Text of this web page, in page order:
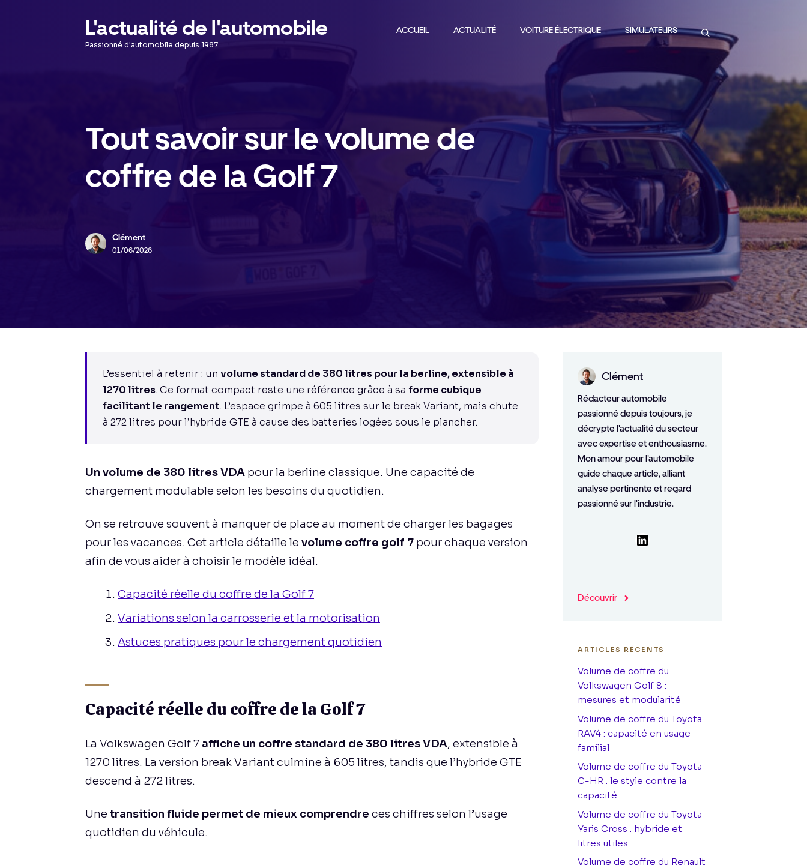
L'actualité de l'automobile
Passionné d'automobile depuis 1987
ACCUEIL ACTUALITÉ VOITURE ÉLECTRIQUE SIMULATEURS
Tout savoir sur le volume de
coffre de la Golf 7
Clément
01/06/2026
L’essentiel à retenir : unvolume standard de 380 litres pour la berline, extensible à
1270 litres. Ce format compact reste une référence grâce à sa forme cubique
facilitant le rangement. L’espace grimpe à 605 litres sur le break Variant, mais chute
à 272 litres pour l’hybride GTE à cause des batteries logées sous le plancher.
Un volume de 380 litres VDA pour la berline classique. Une capacité de
chargement modulable selon les besoins du quotidien.
On se retrouve souvent à manquer de place au moment de charger les bagages
pour les vacances. Cet article détaille le volume coffre golf 7 pour chaque version
afin de vous aider à choisir le modèle idéal.
Capacité réelle du coffre de la Golf 7
Variations selon la carrosserie et la motorisation
Astuces pratiques pour le chargement quotidien
Capacité réelle du coffre de la Golf 7
La Volkswagen Golf 7 affiche un coffre standard de 380 litres VDA, extensible à
1270 litres. La version break Variant culmine à 605 litres, tandis que l’hybride GTE
descend à 272 litres.
Une transition fluide permet de mieux comprendre ces chiffres selon l’usage
quotidien du véhicule.
Clément
Rédacteur automobile
passionné depuis toujours, je
décrypte l'actualité du secteur
avec expertise et enthousiasme.
Mon amour pour l'automobile
guide chaque article, alliant
analyse pertinente et regard
passionné sur l'industrie.
LinkedIn
Découvrir
ARTICLES RÉCENTS
Volume de coffre du
Volkswagen Golf 8 :
mesures et modularité
Volume de coffre du Toyota
RAV4 : capacité en usage
familial
Volume de coffre du Toyota
C-HR : le style contre la
capacité
Volume de coffre du Toyota
Yaris Cross : hybride et
litres utiles
Volume de coffre du Renault